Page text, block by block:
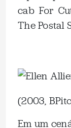
cab For
The Postal
(2003,
Em um